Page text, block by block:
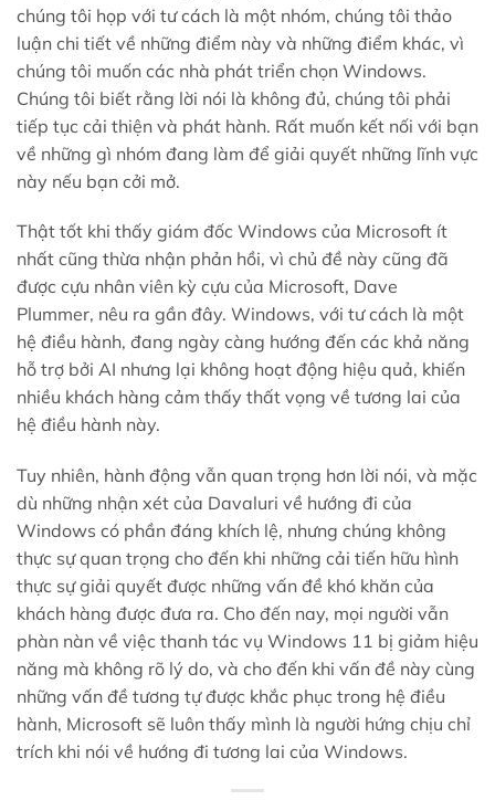
chúng tôi họp với tư cách là một nhóm, chúng tôi thảo
luận chi tiết về những điểm này và những điểm khác, vì
chúng tôi muốn các nhà phát triển chọn Windows.
Chúng tôi biết rằng lời nói là không đủ, chúng tôi phải
tiếp tục cải thiện và phát hành. Rất muốn kết nối với bạn
về những gì nhóm đang làm để giải quyết những lĩnh vực
này nếu bạn cởi mở.
Thật tốt khi thấy giám đốc Windows của Microsoft ít
nhất cũng thừa nhận phản hồi, vì chủ đề này cũng đã
được cựu nhân viên kỳ cựu của Microsoft, Dave
Plummer, nêu ra gần đây. Windows, với tư cách là một
hệ điều hành, đang ngày càng hướng đến các khả năng
hỗ trợ bởi AI nhưng lại không hoạt động hiệu quả, khiến
nhiều khách hàng cảm thấy thất vọng về tương lai của
hệ điều hành này.
Tuy nhiên, hành động vẫn quan trọng hơn lời nói, và mặc
dù những nhận xét của Davaluri về hướng đi của
Windows có phần đáng khích lệ, nhưng chúng không
thực sự quan trọng cho đến khi những cải tiến hữu hình
thực sự giải quyết được những vấn đề khó khăn của
khách hàng được đưa ra. Cho đến nay, mọi người vẫn
phàn nàn về việc thanh tác vụ Windows 11 bị giảm hiệu
năng mà không rõ lý do, và cho đến khi vấn đề này cùng
những vấn đề tương tự được khắc phục trong hệ điều
hành, Microsoft sẽ luôn thấy mình là người hứng chịu chỉ
trích khi nói về hướng đi tương lai của Windows.